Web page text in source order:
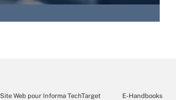
Site Web pour Informa TechTarget E-Handbooks